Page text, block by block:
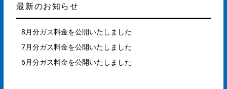
最新のお知らせ
8月分ガス料金を公開いたしました
7月分ガス料金を公開いたしました
6月分ガス料金を公開いたしました